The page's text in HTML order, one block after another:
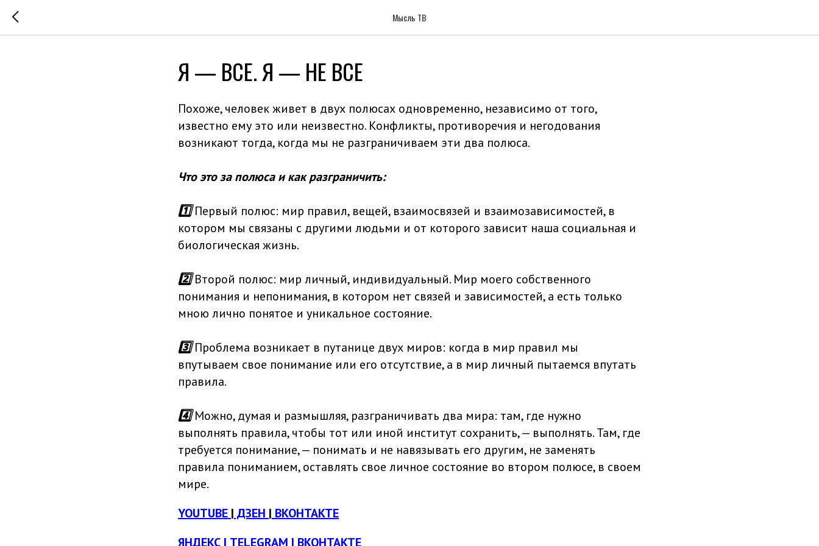
Мысль ТВ
Я — ВСЕ. Я — НЕ ВСЕ
Похоже, человек живет в двух полюсах одновременно, независимо от того,
известно ему это или неизвестно. Конфликты, противоречия и негодования
возникают тогда, когда мы не разграничиваем эти два полюса.
Что это за полюса и как разграничить:
1️⃣Первый полюс: мир правил, вещей, взаимосвязей и взаимозависимостей, в
котором мы связаны с другими людьми и от которого зависит наша социальная и
биологическая жизнь.
2️⃣Второй полюс: мир личный, индивидуальный. Мир моего собственного
понимания и непонимания, в котором нет связей и зависимостей, а есть только
мною лично понятое и уникальное состояние.
3️⃣Проблема возникает в путанице двух миров: когда в мир правил мы
впутываем свое понимание или его отсутствие, а в мир личный пытаемся впутать
правила.
4️⃣Можно, думая и размышляя, разграничивать два мира: там, где нужно
выполнять правила, чтобы тот или иной институт сохранить, — выполнять. Там, где
требуется понимание, — понимать и не навязывать его другим, не заменять
правила пониманием, оставлять свое личное состояние во втором полюсе, в своем
мире.
YOUTUBE | ДЗЕН | ВКОНТАКТЕ
ЯНДЕКС | TELEGRAM | ВКОНТАКТЕ